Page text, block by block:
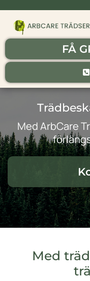
FÅ
Med ArbCare
Med